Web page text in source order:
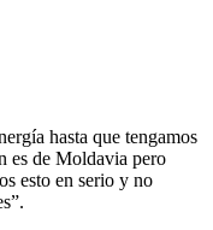
hasta que tengamos
es de Moldavia pero
esto en serio y no